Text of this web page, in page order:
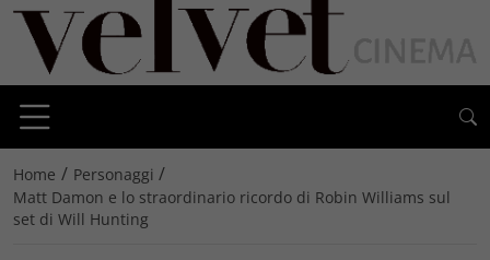
Home / Personaggi /
Matt Damon e lo straordinario ricordo di Robin Williams sul
set di Will Hunting